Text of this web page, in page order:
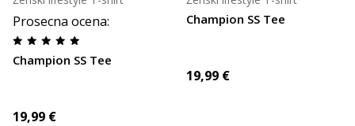
Prosecna ocena:
Champion SS Tee
19,99 €
Champion SS Tee
19,99 €